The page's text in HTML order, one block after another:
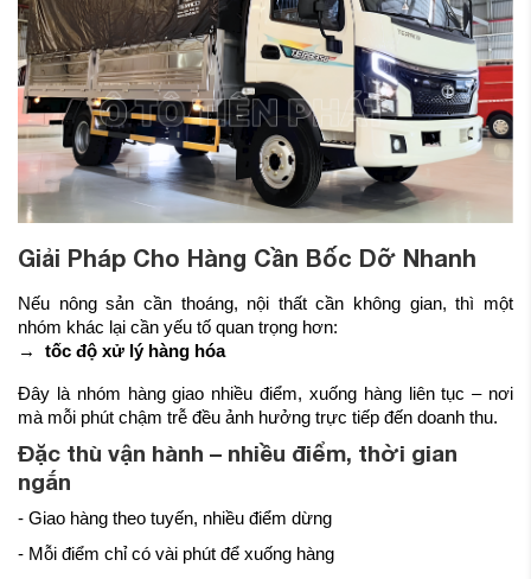
Giải Pháp Cho Hàng Cần Bốc Dỡ Nhanh
Nếu nông sản cần thoáng, nội thất cần không gian, thì một
nhóm khác lại cần yếu tố quan trọng hơn:
→
tốc độ xử lý hàng hóa
Đây là nhóm hàng giao nhiều điểm, xuống hàng liên tục – nơi
mà mỗi phút chậm trễ đều ảnh hưởng trực tiếp đến doanh thu.
Đặc thù vận hành – nhiều điểm, thời gian
ngắn
- Giao hàng theo tuyến, nhiều điểm dừng
- Mỗi điểm chỉ có vài phút để xuống hàng